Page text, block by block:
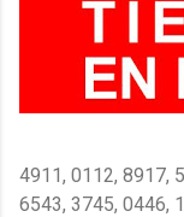
4911, 0112, 8917,
6543, 3745, 0446,